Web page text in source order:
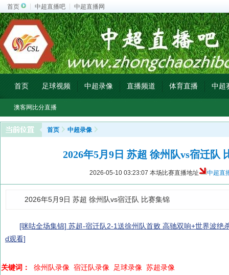
首页 中超直播吧 中超直播网
首页 足球视频 中超录像 直播频道 体育直播 中超
澳客网比分直播
首页 中超录像
2026年5月9日 苏超 徐州队vs宿迁队
2026-05-10 03:23:07 本场比赛直播地址 中超直
2026年5月9日 苏超 徐州队vs宿迁队 比赛集锦
[咪咕全场集锦] 苏超-宿迁队2-1送徐州队首败 高驰双响+世界波绝
d观看]
关键词： 徐州队录像 宿迁队录像 足球录像 苏超录像